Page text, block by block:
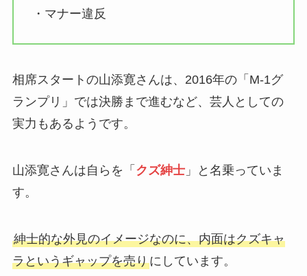
・マナー違反
相席スタートの山添寛さんは、2016年の「M-1グ
ランプリ」では決勝まで進むなど、芸人としての
実力もあるようです。
山添寛さんは自らを「 クズ紳士」と名乗っていま
す。
紳士的な外見のイメージなのに、内面はクズキャ
ラというギャップを売りにしています。